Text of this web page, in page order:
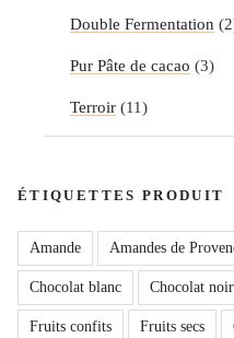
Double Fermentation
Pur Pâte de cacao (3)
Terroir (11)
ÉTIQUETTES PRODUIT
Amande Amandes de
Chocolat blanc Chocolat noir
Fruits confits Fruits secs